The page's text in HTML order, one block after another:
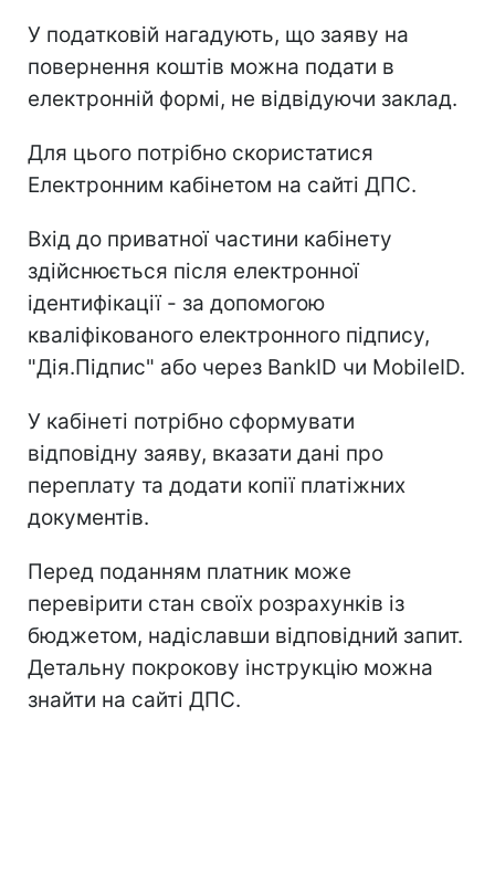
У податковій нагадують, що заяву на
повернення коштів можна подати в
електронній формі, не відвідуючи заклад.
Для цього потрібно скористатися
Електронним кабінетом на сайті ДПС.
Вхід до приватної частини кабінету
здійснюється після електронної
ідентифікації - за допомогою
кваліфікованого електронного підпису,
"Дія.Підпис" або через BankID чи MobileID.
У кабінеті потрібно сформувати
відповідну заяву, вказати дані про
переплату та додати копії платіжних
документів.
Перед поданням платник може
перевірити стан своїх розрахунків із
бюджетом, надіславши відповідний запит.
Детальну покрокову інструкцію можна
знайти на сайті ДПС.